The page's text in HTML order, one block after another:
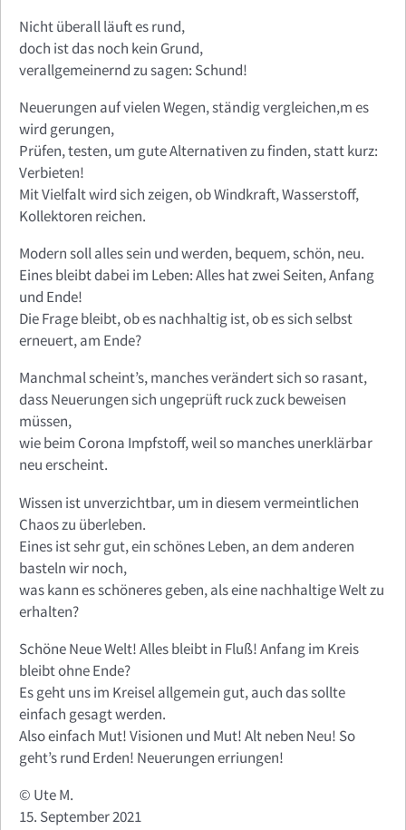
Nicht überall läuft es rund,
doch ist das noch kein Grund,
verallgemeinernd zu sagen: Schund!
Neuerungen auf vielen Wegen, ständig vergleichen,m es
wird gerungen,
Prüfen, testen, um gute Alternativen zu finden, statt kurz:
Verbieten!
Mit Vielfalt wird sich zeigen, ob Windkraft, Wasserstoff,
Kollektoren reichen.
Modern soll alles sein und werden, bequem, schön, neu.
Eines bleibt dabei im Leben: Alles hat zwei Seiten, Anfang
und Ende!
Die Frage bleibt, ob es nachhaltig ist, ob es sich selbst
erneuert, am Ende?
Manchmal scheint’s, manches verändert sich so rasant,
dass Neuerungen sich ungeprüft ruck zuck beweisen
müssen,
wie beim Corona Impfstoff, weil so manches unerklärbar
neu erscheint.
Wissen ist unverzichtbar, um in diesem vermeintlichen
Chaos zu überleben.
Eines ist sehr gut, ein schönes Leben, an dem anderen
basteln wir noch,
was kann es schöneres geben, als eine nachhaltige Welt zu
erhalten?
Schöne Neue Welt! Alles bleibt in Fluß! Anfang im Kreis
bleibt ohne Ende?
Es geht uns im Kreisel allgemein gut, auch das sollte
einfach gesagt werden.
Also einfach Mut! Visionen und Mut! Alt neben Neu! So
geht’s rund Erden! Neuerungen erriungen!
© Ute M.
15. September 2021